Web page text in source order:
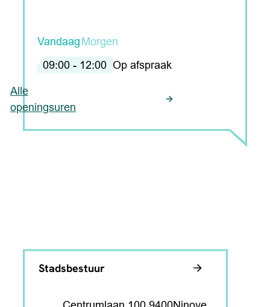
VandaagMorgen
09:00 - 12:00 Op afspraak
Alle
openingsuren
Contact & openingsuren
Stadsbestuur